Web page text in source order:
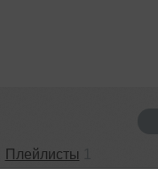
Плейлисты